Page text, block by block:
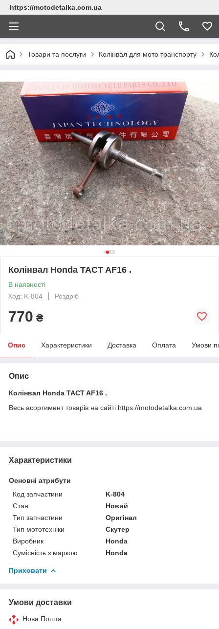
https://motodetalka.com.ua
Товари та послуги Колінвал для мото транспорту
Колінвал Honda TACT AF16 .
В наявності
Код: K-804
Роздріб
770 ₴
Опис Характеристики Доставка Оплата Умови
Опис
Колінвал Honda TACT AF16 .
Весь асортимент товарів на сайті https://motodetalka.com.ua
Характеристики
Основні атрибути
Код запчастини
K-804
Стан
Новий
Тип запчастини
Оригінал
Тип мототехніки
Скутер
Виробник
Honda
Сумісність з маркою
Honda
Приховати
Умови доставки
Нова Пошта